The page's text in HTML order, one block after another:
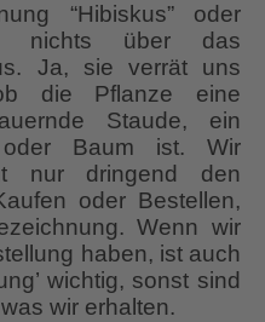
“Hibiskus” oder
nichts über das
Ja, sie verrät uns
die Pflanze eine
Staude, ein
oder Baum ist. Wir
nur dringend den
oder Bestellen,
Wenn wir
haben, ist auch
wichtig, sonst sind
wir erhalten.